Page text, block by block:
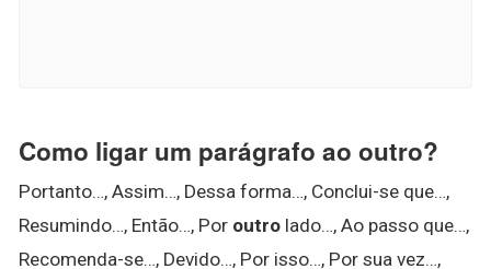
Como ligar um parágrafo ao outro?
Portanto…, Assim…, Dessa forma…, Conclui-se que…,
Resumindo…, Então…, Por outro lado…, Ao passo que…,
Recomenda-se…, Devido…, Por isso…, Por sua vez…,